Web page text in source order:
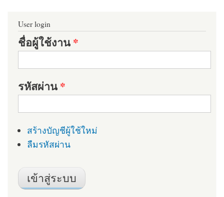
User login
ชื่อผู้ใช้งาน*
รหัสผ่าน*
สร้างบัญชีผู้ใช้ใหม่
ลืมรหัสผ่าน